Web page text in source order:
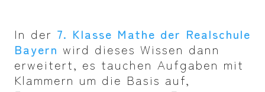
In der 7. Klasse Mathe der Realschule
Bayern wird dieses Wissen dann
erweitert, es tauchen Aufgaben mit
Klammern um die Basis auf,